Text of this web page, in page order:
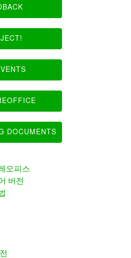
DOCUMENTS
오피스
버전